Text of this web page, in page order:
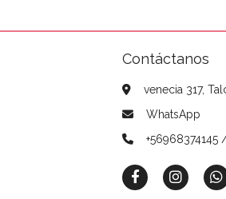
Contáctanos
venecia 317,
WhatsApp
+56968374145